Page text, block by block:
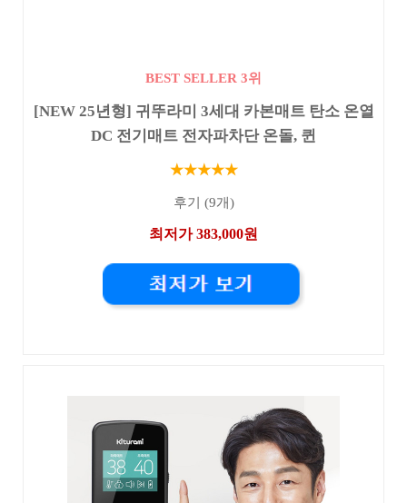
BEST SELLER 3위
[NEW 25년형] 귀뚜라미 3세대 카본매트 탄소 온열
DC 전기매트 전자파차단 온돌, 퀸
★★★★★
후기 (9개)
최저가 383,000원